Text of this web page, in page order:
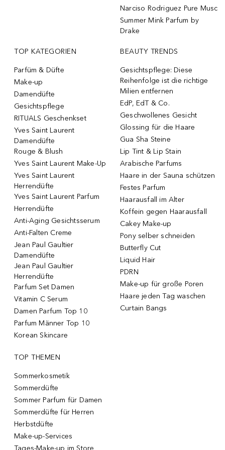
Narciso Rodriguez Pure Musc
Summer Mink Parfum by
Drake
TOP KATEGORIEN
Parfüm & Düfte
Make-up
Damendüfte
Gesichtspflege
RITUALS Geschenkset
Yves Saint Laurent
Damendüfte
Rouge & Blush
Yves Saint Laurent Make-Up
Yves Saint Laurent
Herrendüfte
Yves Saint Laurent Parfum
Herrendüfte
Anti-Aging Gesichtsserum
Anti-Falten Creme
Jean Paul Gaultier
Damendüfte
Jean Paul Gaultier
Herrendüfte
Parfum Set Damen
Vitamin C Serum
Damen Parfum Top 10
Parfum Männer Top 10
Korean Skincare
BEAUTY TRENDS
Gesichtspflege: Diese
Reihenfolge ist die richtige
Milien entfernen
EdP, EdT & Co.
Geschwollenes Gesicht
Glossing für die Haare
Gua Sha Steine
Lip Tint & Lip Stain
Arabische Parfums
Haare in der Sauna schützen
Festes Parfum
Haarausfall im Alter
Koffein gegen Haarausfall
Cakey Make-up
Pony selber schneiden
Butterfly Cut
Liquid Hair
PDRN
Make-up für große Poren
Haare jeden Tag waschen
Curtain Bangs
TOP THEMEN
Sommerkosmetik
Sommerdüfte
Sommer Parfum für Damen
Sommerdüfte für Herren
Herbstdüfte
Make-up-Services
Tages-Make-up im Store